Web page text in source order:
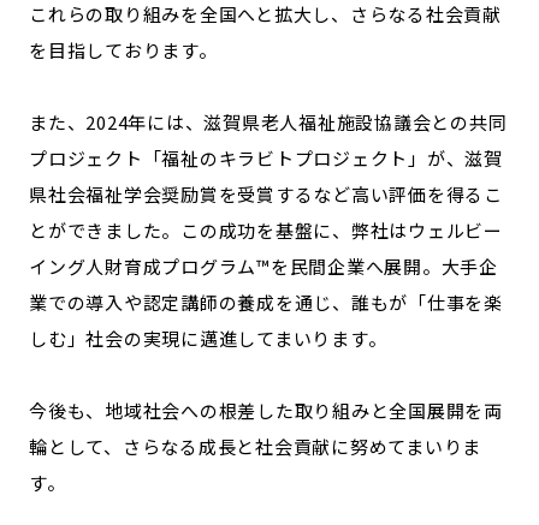
これらの取り組みを全国へと拡大し、さらなる社会貢献
を目指しております。
また、2024年には、滋賀県老人福祉施設協議会との共同
プロジェクト「福祉のキラビトプロジェクト」が、滋賀
県社会福祉学会奨励賞を受賞するなど高い評価を得るこ
とができました。この成功を基盤に、弊社はウェルビー
イング人財育成プログラム™を民間企業へ展開。大手企
業での導入や認定講師の養成を通じ、誰もが「仕事を楽
しむ」社会の実現に邁進してまいります。
今後も、地域社会への根差した取り組みと全国展開を両
輪として、さらなる成長と社会貢献に努めてまいりま
す。